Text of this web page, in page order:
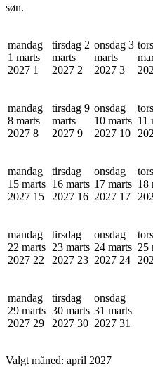
søn.
mandag
1 marts
2027 1
tirsdag 2
marts
2027 2
onsdag 3
marts
2027 3
mandag
8 marts
2027 8
tirsdag 9
marts
2027 9
onsdag
10 marts
2027 10
11
mandag
15 marts
2027 15
tirsdag
16 marts
2027 16
onsdag
17 marts
2027 17
18
mandag
22 marts
2027 22
tirsdag
23 marts
2027 23
onsdag
24 marts
2027 24
25
mandag
29 marts
2027 29
tirsdag
30 marts
2027 30
onsdag
31 marts
2027 31
Valgt måned: april 2027